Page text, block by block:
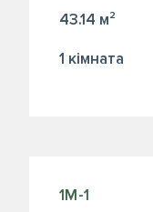
43.14 м²
1 кiмната
1М-1